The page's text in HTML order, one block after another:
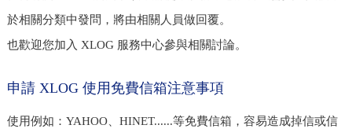
於相關分類中發問，將由相關人員做回覆。
也歡迎您加入 XLOG 服務中心參與相關討論。
申請 XLOG 使用免費信箱注意事項
使用例如：YAHOO、HINET......等免費信箱，容易造成掉信或信